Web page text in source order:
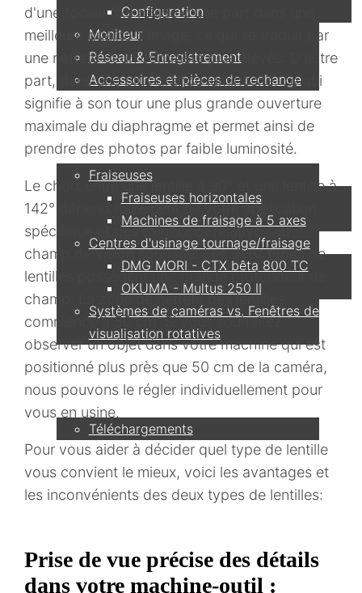
Configuration
Moniteur
Réseau & Enregistrement
Accessoires et pièces de rechange
Applications
Fraiseuses
Fraiseuses horizontales
Machines de fraisage à 5 axes
Centres d'usinage tournage/fraisage
DMG MORI - CTX bêta 800 TC
OKUMA - Multus 250 II
Systèmes de caméras vs. Fenêtres de
visualisation rotatives
Téléchargements
Partenaire
Contact
d'une focale fixe réside d'une part dans une
meilleure qualité d'image, ce qui se traduit par
une netteté et un contraste plus élevés. D'autre
part, dans une plus grande luminosité, ce qui
signifie à son tour une plus grande ouverture
maximale du diaphragme et permet ainsi de
prendre des photos par faible luminosité.
Le choix entre une lentille à 90° et une lentille à
142° dépend fortement de votre application
spécifique et des exigences relatives au
champ de vision souhaité. Les deux types de
lentilles possèdent une grande profondeur de
champ. La zone de netteté des lentilles
commence à 50 cm. Si vous souhaitez
observer un objet dans votre machine qui est
positionné plus près que 50 cm de la caméra,
nous pouvons le régler individuellement pour
vous en usine.
Pour vous aider à décider quel type de lentille
vous convient le mieux, voici les avantages et
les inconvénients des deux types de lentilles:
Prise de vue précise des détails
dans votre machine-outil :